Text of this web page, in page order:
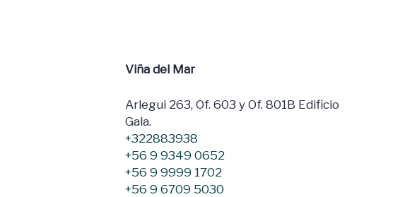
Viña del Mar
Arlegui 263, Of. 603 y Of. 801B Edificio
Gala.
+322883938
+56 9 9349 0652
+56 9 9999 1702
+56 9 6709 5030